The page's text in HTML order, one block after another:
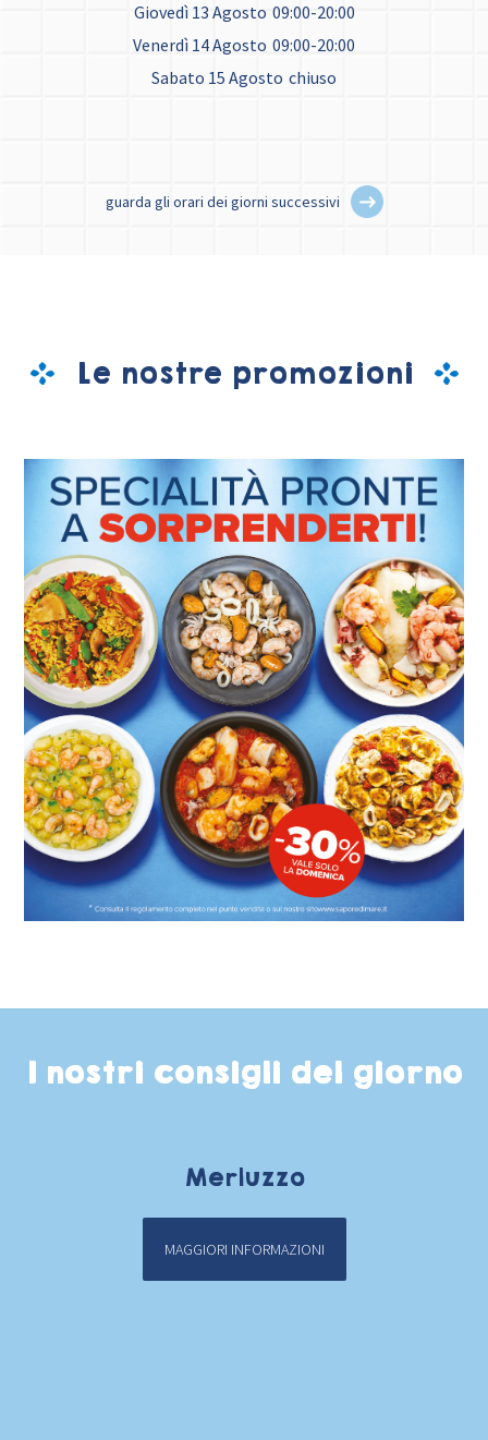
Giovedì 13 Agosto 09:00-20:00
Venerdì 14 Agosto 09:00-20:00
Sabato 15 Agosto chiuso
guarda gli orari dei giorni successivi
Le nostre promozioni
I nostri consigli del giorno
Merluzzo
MAGGIORI INFORMAZIONI